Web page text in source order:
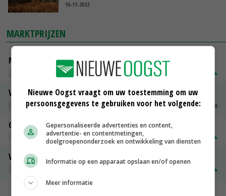
16-11-2022
MARKTPRIJZEN
Magere melkpoeder
Zuivel NL
€ 269,00
Vleeskuikens 2001-2600 gr
Barneveld
€ 1,09~ € 1,11
Gerst
Groningen
€ 197,00 € 2,00
Volle melkpoeder
Zuivel NL
Nieuwe Oogst vraagt om uw toestemming om uw
persoonsgegevens te gebruiken voor het volgende:
Gepersonaliseerde advertenties en content,
advertentie- en contentmetingen,
doelgroepenonderzoek en ontwikkeling van diensten
Informatie op een apparaat opslaan en/of openen
Meer informatie